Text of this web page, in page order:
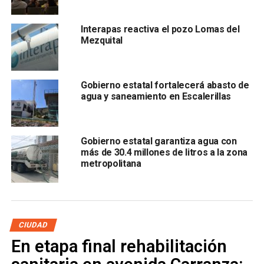
, utilizando el número de cuenta y código de verificación
que aparecen en su recibo. En el caso de usuarios
industriales, el trámite debe realizarse de manera
presencial en las oficinas de Los Filtros.
Además,durante junio continuarán los incentivos para
realizar contratos sin costo en viviendas que ya
cuentan con infraestructura instalada
También lee:
creará un nuevo organismo: Navarro
ARTÍCULOS RELACIONADOS: ADEUDOS AGUA
Interapas reactiva el pozo Lomas del
Mezquital
Gobierno estatal fortalecerá abasto de
agua y saneamiento en Escalerillas
Gobierno estatal garantiza agua con
más de 30.4 millones de litros a la zona
metropolitana
CIUDAD
En etapa final rehabilitación